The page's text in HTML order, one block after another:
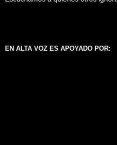
EN ALTA VOZ ES APOYADO POR: